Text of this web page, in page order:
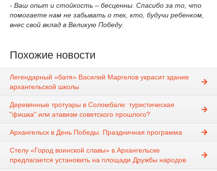
- Ваш опыт и стойкость – бесценны. Спасибо за то, что
помогаете нам не забывать о тех, кто, будучи ребенком,
внес свой вклад в Великую Победу.
Похожие новости
Легендарный «батя» Василий Маргелов украсит здание
архангельской школы
Деревянные тротуары в Соломбале: туристическая
"фишка" или атавизм советского прошлого?
Архангельск в День Победы. Праздничная программа
Стелу «Город воинской славы» в Архангельске
предлагается установить на площади Дружбы народов